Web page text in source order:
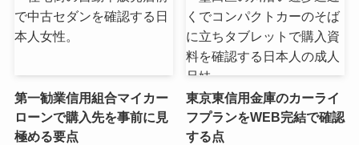
第一勧業信用組合マイカー
ローンで購入先を事前に見
極める要点
東京東信用金庫のカーライ
フプランをWEB完結で確認
する点